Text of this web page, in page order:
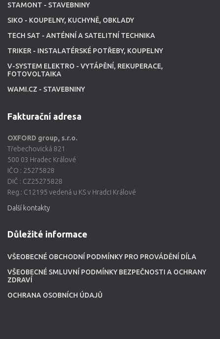
STAMONT - STAVEBNINY
SIKO - KOUPELNY, KUCHYNĚ, OBKLADY
TECH SAT - ANTÉNNÍ A SATELITNÍ TECHNIKA
TRIKER - INSTALATÉRSKÉ POTŘEBY, KOUPELNY
V-SYSTEM ELEKTRO - VYTÁPĚNÍ, REKUPERACE,
FOTOVOLTAIKA
WAMI.CZ - STAVEBNINY
Fakturační adresa
OXFORD group, s.r.o.
Třebechovická 821
500 03 Hradec Králové
IČO : 25275828
DIČ : CZ25275828
Reg.: C12195 vedená u KS v Hradci Králové
Další kontakty
Důležité informace
VŠEOBECNÉ OBCHODNÍ PODMÍNKY PRO PROVÁDĚNÍ DÍLA
VŠEOBECNÉ SMLUVNÍ PODMÍNKY BEZPEČNOSTI A OCHRANY
ZDRAVÍ
OCHRANA OSOBNÍCH ÚDAJŮ